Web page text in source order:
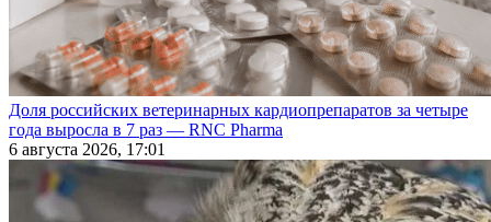
Доля российских ветеринарных кардиопрепаратов за четыре
года выросла в 7 раз — RNC Pharma
6 августа 2026, 17:01